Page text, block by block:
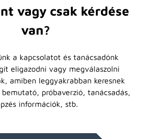
vagy csak kérdése
van?
a kapcsolatot és tanácsadónk
eligazodni vagy megválaszolni
amiben leggyakrabban keresnek
próbaverzió, tanácsadás,
információk, stb.